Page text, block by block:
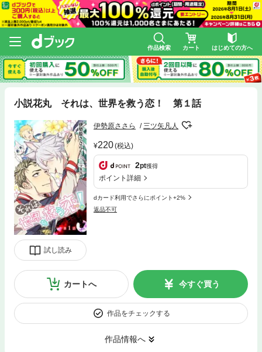
作品検索 カート はじめての方へ
小説花丸 それは、世界を救う恋！ 第１話
試し読み
伊勢原ささら 三ツ矢凡人
220(税込)
2pt獲得
ポイント詳細
dカード利用でさらにポイント+2%
返品不可
カートへ 今すぐ買う
作品をチェックする
作品情報へ